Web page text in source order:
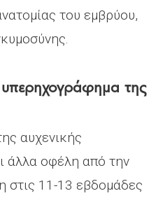
του εμβρύου,
της
αυχενικής
άλλα οφέλη από την
στις 11-13 εβδομάδες